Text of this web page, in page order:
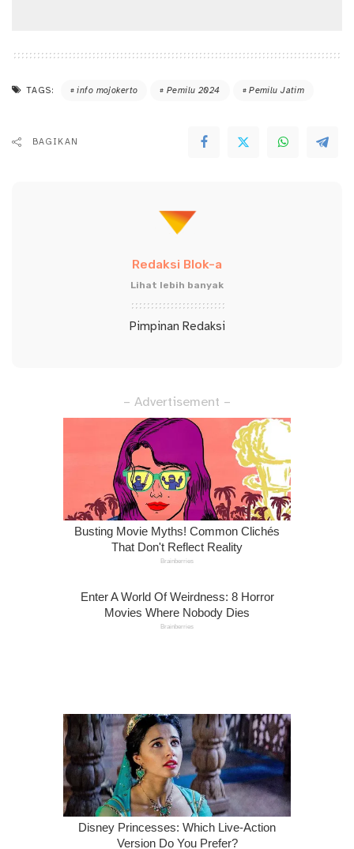
TAGS: info mojokerto Pemilu 2024 Pemilu Jatim
BAGIKAN
Redaksi Blok-a
Lihat lebih banyak
Pimpinan Redaksi
– Advertisement –